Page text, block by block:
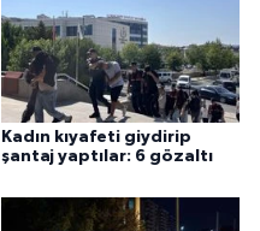
Kadın kıyafeti giydirip
şantaj yaptılar: 6 gözaltı